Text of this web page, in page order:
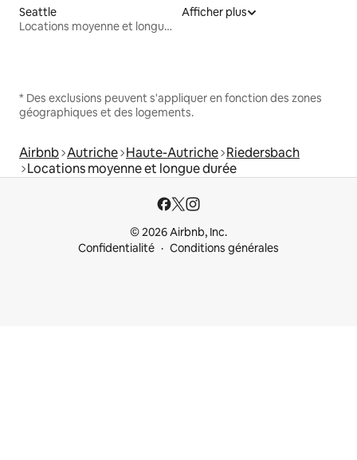
Seattle
Locations moyenne et longue durée
Afficher plus
* Des exclusions peuvent s'appliquer en fonction des zones
géographiques et des logements.
Airbnb Autriche Haute-Autriche Riedersbach
Locations moyenne et longue durée
© 2026 Airbnb, Inc.
Confidentialité
Conditions générales